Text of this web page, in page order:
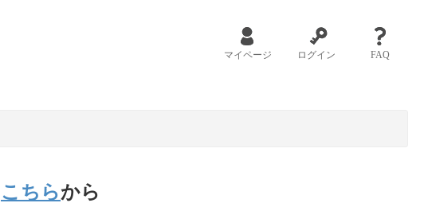
マイページ ログイン FAQ
こちらから